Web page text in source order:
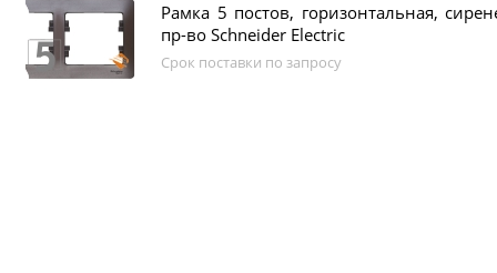
Рамка 5 постов, горизонтальная,
пр-во Schneider Electric
Срок поставки по запросу